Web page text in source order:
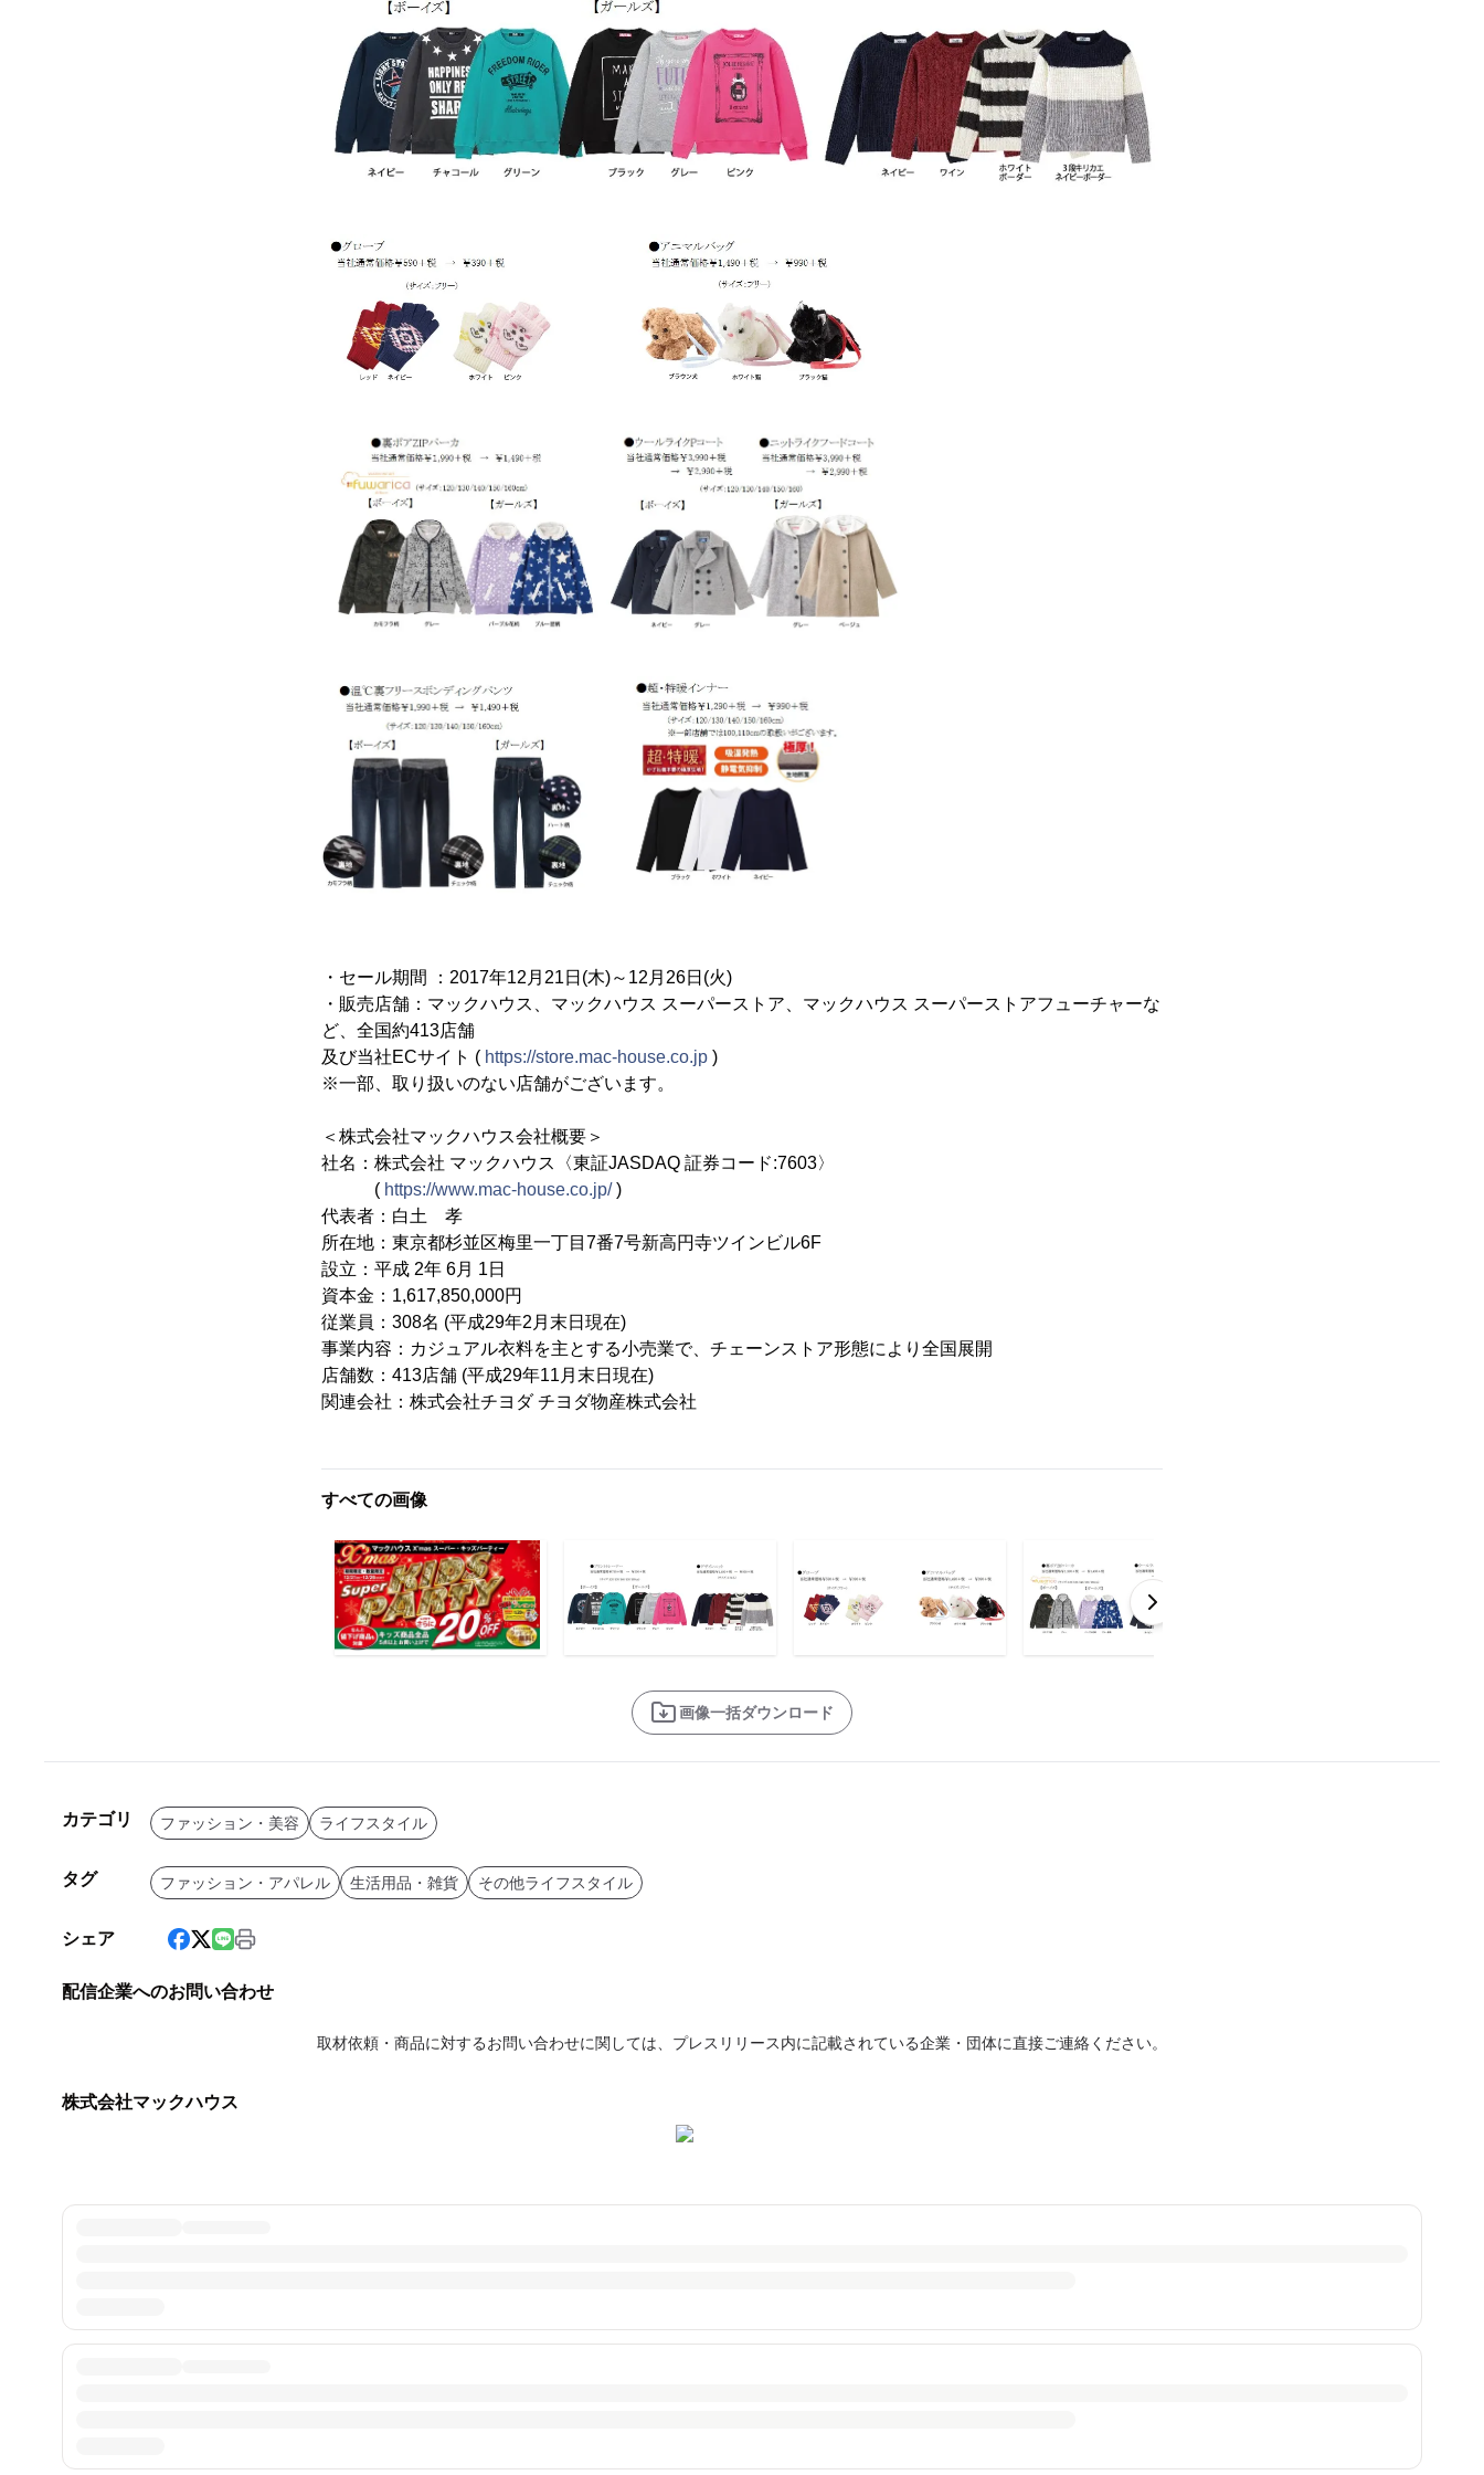
・セール期間 ：2017年12月21日(木)～12月26日(火)
・販売店舗：マックハウス、マックハウス スーパーストア、マックハウス スーパーストアフューチャーな
ど、全国約413店舗
及び当社ECサイト ( https://store.mac-house.co.jp )
※一部、取り扱いのない店舗がございます。
＜株式会社マックハウス会社概要＞
社名：株式会社 マックハウス〈東証JASDAQ 証券コード:7603〉
( https://www.mac-house.co.jp/)
代表者：白土 孝
所在地：東京都杉並区梅里一丁目7番7号新高円寺ツインビル6F
設立：平成 2年 6月 1日
資本金：1,617,850,000円
従業員：308名 (平成29年2月末日現在)
事業内容：カジュアル衣料を主とする小売業で、チェーンストア形態により全国展開
店舗数：413店舗 (平成29年11月末日現在)
関連会社：株式会社チヨダ チヨダ物産株式会社
すべての画像
画像一括ダウンロード
カテゴリ ファッション・美容 ライフスタイル
タグ ファッション・アパレル 生活用品・雑貨 その他ライフスタイル
シェア
配信企業へのお問い合わせ
取材依頼・商品に対するお問い合わせに関しては、プレスリリース内に記載されている企業・団体に直接ご連絡ください。
株式会社マックハウス